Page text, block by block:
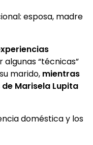
esposa, madre
“técnicas”
marido, mientras
Marisela Lupita
doméstica y los